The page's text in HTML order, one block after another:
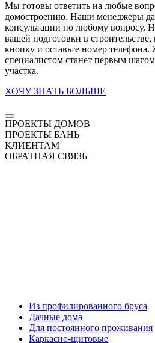
Мы готовы ответить на любые
домостроению. Наши менеджеры
консультации по любому вопросу.
вашей подготовки в
кнопку и оставьте номер
специалистом станет первым
участка.
ХОЧУ ЗНАТЬ БОЛЬШЕ
ПРОЕКТЫ ДОМОВ
ПРОЕКТЫ БАНЬ
КЛИЕНТАМ
ОБРАТНАЯ СВЯЗЬ
Из профилированного бруса
Дачные дома
Для постоянного проживания
Каркасно-щитовые